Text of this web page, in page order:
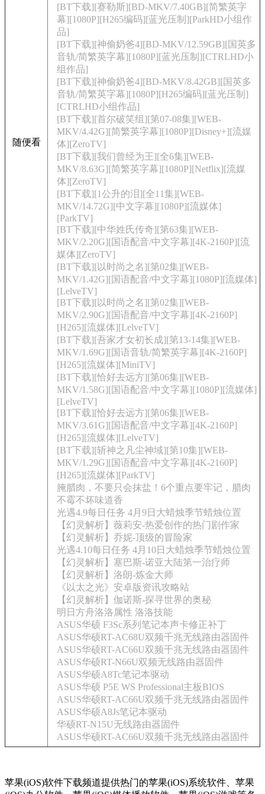
随便看
[BT下载][赛勒斯][BD-MKV/7.40GB][简繁英字
幕][1080P][H265编码][蓝光压制][ParkHD小组作
品]
[BT下载][神偷奶爸4][BD-MKV/12.59GB][国英多
音轨/简繁英字幕][1080P][蓝光压制][CTRLHD小
组作品]
[BT下载][神偷奶爸4][BD-MKV/8.42GB][国英多
音轨/简繁英字幕][1080P][H265编码][蓝光压制]
[CTRLHD小组作品]
[BT下载][首尔破笑组][第07-08集][WEB-
MKV/4.42G][简繁英字幕][1080P][Disney+][流媒
体][ZeroTV]
[BT下载][我们曾经为王][全6集][WEB-
MKV/8.63G][简繁英字幕][1080P][Netflix][流媒
体][ZeroTV]
[BT下载][1公升的泪][全11集][WEB-
MKV/14.72G][中文字幕][1080P][流媒体]
[ParkTV]
[BT下载][中华姓氏传奇][第63集][WEB-
MKV/2.20G][国语配音/中文字幕][4K-2160P][流
媒体][ZeroTV]
[BT下载][以时尚之名][第02集][WEB-
MKV/1.42G][国语配音/中文字幕][1080P][流媒体]
[LelveTV]
[BT下载][以时尚之名][第02集][WEB-
MKV/2.90G][国语配音/中文字幕][4K-2160P]
[H265][流媒体][LelveTV]
[BT下载][吾家才女初长成][第13-14集][WEB-
MKV/1.69G][国语音轨/简繁英字幕][4K-2160P]
[H265][流媒体][MiniTV]
[BT下载][恰好去远方][第06集][WEB-
MKV/1.58G][国语配音/中文字幕][1080P][流媒体]
[LelveTV]
[BT下载][恰好去远方][第06集][WEB-
MKV/3.61G][国语配音/中文字幕][4K-2160P]
[H265][流媒体][LelveTV]
[BT下载][斩神之凡尘神域][第10集][WEB-
MKV/1.29G][国语配音/中文字幕][4K-2160P]
[H265][流媒体][ParkTV]
腌腊肉，不要只会抹盐！6个重点要牢记，腊肉
不霉不坏味道香
光遇4.9每日任务 4月9日大蜡烛季节蜡烛位置
【幻灵解析】薇莉安-热爱创作的热门剧作家
【幻灵解析】乔妮-顶级的冒险家
光遇4.10每日任务 4月10日大蜡烛季节蜡烛位置
【幻灵解析】塞巴斯-诺亚大陆第一治疗师
【幻灵解析】洛朗-炼金大师
《以太之光》安卓版资讯攻略站
【幻灵解析】伽诺斯-探寻世界的奥秘
明日方舟洛洛属性 洛洛技能
ASUS华硕 F3Sc系列笔记本声卡修正补丁
ASUS华硕RT-AC68U双频千兆无线路由器固件
ASUS华硕RT-AC66U双频千兆无线路由器固件
ASUS华硕RT-N66U双频无线路由器固件
ASUS华硕A8Tc笔记本驱动
ASUS华硕 P5E WS Professional主板BIOS
ASUS华硕RT-AC66U双频千兆无线路由器固件
ASUS华硕A8Js笔记本驱动
华硕RT-N15U无线路由器固件
ASUS华硕RT-AC66U双频千兆无线路由器固件
苹果(iOS)软件下载频道提供热门的苹果(iOS)系统软件、苹果